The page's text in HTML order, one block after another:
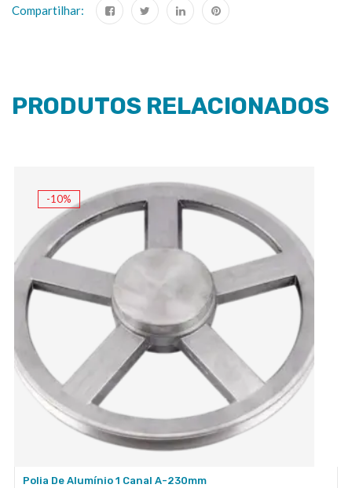
Compartilhar:
PRODUTOS RELACIONADOS
-10%
Polia De Alumínio 1 Canal A-230mm